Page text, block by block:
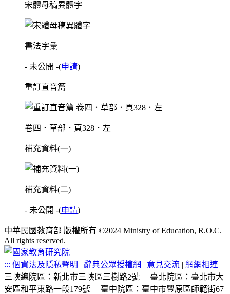
宋體母稿異體字
書法字彙
- 未公開 -(申請)
重訂直音篇
卷四．草部．頁328．左
補充資料(一)
補充資料(二)
- 未公開 -(申請)
中華民國教育部 版權所有 ©2024 Ministry of Education, R.O.C.
All rights reserved.
::: 個資法及隱私聲明 | 辭典公眾授權網 | 意見交流 | 網網相連
三峽總院區：新北市三峽區三樹路2號
臺北院區：臺北市大
安區和平東路一段179號
臺中院區：臺中市豐原區師範街67